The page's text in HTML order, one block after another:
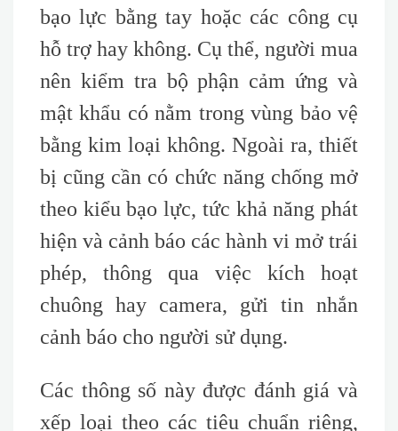
bạo lực bằng tay hoặc các công cụ
hỗ trợ hay không. Cụ thể, người mua
nên kiểm tra bộ phận cảm ứng và
mật khẩu có nằm trong vùng bảo vệ
bằng kim loại không. Ngoài ra, thiết
bị cũng cần có chức năng chống mở
theo kiểu bạo lực, tức khả năng phát
hiện và cảnh báo các hành vi mở trái
phép, thông qua việc kích hoạt
chuông hay camera, gửi tin nhắn
cảnh báo cho người sử dụng.
Các thông số này được đánh giá và
xếp loại theo các tiêu chuẩn riêng,